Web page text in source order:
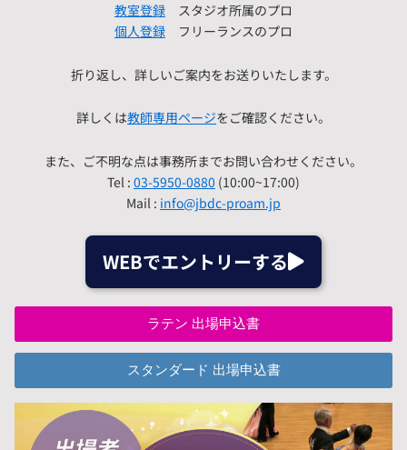
教室登録 スタジオ所属のプロ
個人登録 フリーランスのプロ
折り返し、詳しいご案内をお送りいたします。
詳しくは教師専用ページをご確認ください。
また、ご不明な点は事務所までお問い合わせください。
Tel : 03-5950-0880 (10:00~17:00)
Mail : info@jbdc-proam.jp
WEBでエントリーする
ラテン 出場申込書
スタンダード 出場申込書